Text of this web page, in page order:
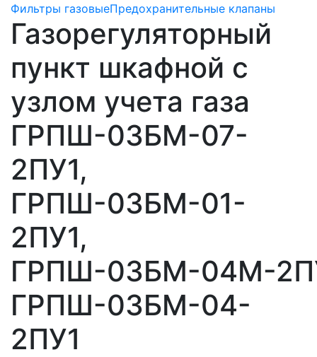
Фильтры газовыеПредохранительные клапаны
Газорегуляторный
пункт шкафной с
узлом учета газа
ГРПШ-03БМ-07-
2ПУ1,
ГРПШ-03БМ-01-
2ПУ1,
ГРПШ-03БМ-04М-
ГРПШ-03БМ-04-
2ПУ1